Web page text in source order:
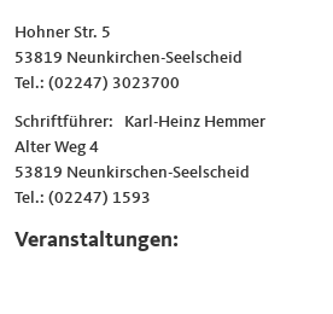
Hohner Str. 5
53819 Neunkirchen-Seelscheid
Tel.: (02247) 3023700
Schriftführer: Karl-Heinz Hemmer
Alter Weg 4
53819 Neunkirschen-Seelscheid
Tel.: (02247) 1593
Veranstaltungen: